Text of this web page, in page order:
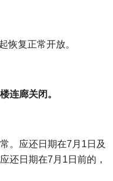
恢复正常开放。
连廊关闭。
。应还日期在7月1日及
还日期在7月1日前的，